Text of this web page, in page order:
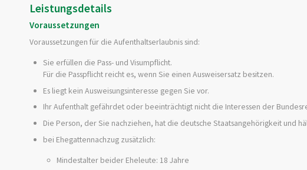
Leistungsdetails
Voraussetzungen
Voraussetzungen für die Aufenthaltserlaubnis sind:
Sie erfüllen die Pass- und Visumpflicht.
Für die Passpflicht reicht es, wenn Sie einen Ausweisersatz besitzen.
Es liegt kein Ausweisungsinteresse gegen Sie vor.
Ihr Aufenthalt gefährdet oder beeinträchtigt nicht die Interessen der
Die Person, der Sie nachziehen, hat die deutsche Staatsangehörigkeit und
bei Ehegattennachzug zusätzlich:
Mindestalter beider Eheleute: 18 Jahre